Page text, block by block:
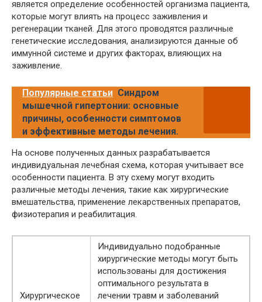
является определение особенностей организма пациента,
которые могут влиять на процесс заживления и
регенерации тканей. Для этого проводятся различные
генетические исследования, анализируются данные об
иммунной системе и других факторах, влияющих на
заживление.
Популярные статьи Синдром
мышечной гипертонии: основные
причины, особенности симптомов
и эффективные методы лечения.
На основе полученных данных разрабатывается
индивидуальная лечебная схема, которая учитывает все
особенности пациента. В эту схему могут входить
различные методы лечения, такие как хирургические
вмешательства, применение лекарственных препаратов,
физиотерапия и реабилитация.
Хирургическое
Индивидуально подобранные
хирургические методы могут быть
использованы для достижения
оптимального результата в
лечении травм и заболеваний